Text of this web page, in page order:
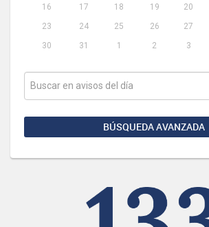
16
17 18 19 20
23
24 25 26 27
30
31 1 2 3
BÚSQUEDA AVANZADA